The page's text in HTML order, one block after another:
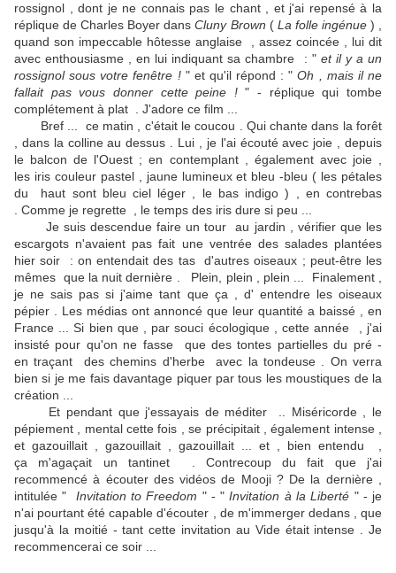
rossignol , dont je ne connais pas le chant , et j'ai repensé à la
réplique de Charles Boyer dansCluny Brown ( La folle ingénue ) ,
quand son impeccable hôtesse anglaise , assez coincée , lui dit
avec enthousiasme , en lui indiquant sa chambre : " et il y a un
rossignol sous votre fenêtre !" et qu'il répond : "Oh , mais il ne
fallait pas vous donner cette peine !" - réplique qui tombe
complétement à plat . J'adore ce film ...
Bref ... ce matin , c'était le coucou . Qui chante dans la forêt
, dans la colline au dessus . Lui , je l'ai écouté avec joie , depuis
le balcon de l'Ouest ; en contemplant , également avec joie ,
les iris couleur pastel , jaune lumineux et bleu -bleu ( les pétales
du haut sont bleu ciel léger , le bas indigo ) , en contrebas
. Comme je regrette , le temps des iris dure si peu ...
Je suis descendue faire un tour au jardin , vérifier que les
escargots n'avaient pas fait une ventrée des salades plantées
hier soir : on entendait des tas d'autres oiseaux ; peut-être les
mêmes que la nuit dernière . Plein, plein , plein ... Finalement ,
je ne sais pas si j'aime tant que ça , d' entendre les oiseaux
pépier . Les médias ont annoncé que leur quantité a baissé , en
France ... Si bien que , par souci écologique , cette année , j'ai
insisté pour qu'on ne fasse que des tontes partielles du pré -
en traçant des chemins d'herbe avec la tondeuse . On verra
bien si je me fais davantage piquer par tous les moustiques de la
création ...
Et pendant que j'essayais de méditer .. Miséricorde , le
pépiement , mental cette fois , se précipitait , également intense ,
et gazouillait , gazouillait , gazouillait ... et , bien entendu ,
ça m'agaçait un tantinet . Contrecoup du fait que j'ai
recommencé à écouter des vidéos de Mooji ? De la dernière ,
intitulée "
Invitation to Freedom " - "Invitation à la Liberté " - je
n'ai pourtant été capable d'écouter , de m'immerger dedans , que
jusqu'à la moitié - tant cette invitation au Vide était intense . Je
recommencerai ce soir ...